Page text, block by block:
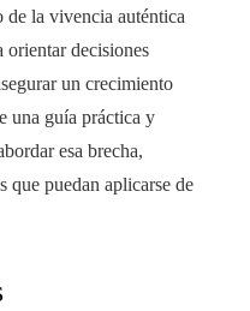
de la vivencia auténtica
orientar decisiones
un crecimiento
una guía práctica y
esa brecha,
que puedan aplicarse de